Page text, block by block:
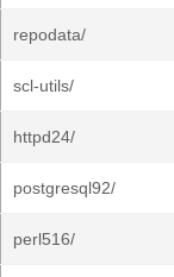
repodata/
scl-utils/
httpd24/
postgresql92/
perl516/